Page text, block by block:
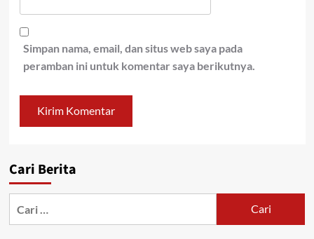
Simpan nama, email, dan situs web saya pada
peramban ini untuk komentar saya berikutnya.
Cari Berita